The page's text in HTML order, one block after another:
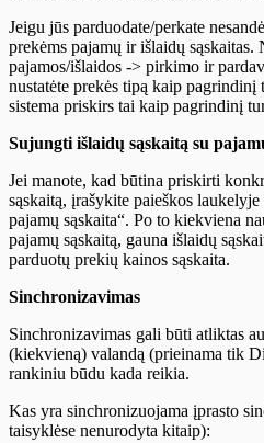
Jeigu jūs parduodate/perkate
prekėms pajamų ir išlaidų
pajamos/išlaidos -> pirkimo ir
nustatėte prekės tipą kaip pagrindinį
sistema priskirs tai kaip pagrindinį
Sujungti išlaidų sąskaitą su
Jei manote, kad būtina priskirti
sąskaitą, įrašykite paieškos
pajamų sąskaita“. Po to kiekviena
pajamų sąskaitą, gauna išlaidų
parduotų prekių kainos sąskaita.
Sinchronizavimas
Sinchronizavimas gali būti atliktas
(kiekvieną) valandą (prieinama tik
rankiniu būdu kada reikia.
Kas yra sinchronizuojama įprasto
taisyklėse nenurodyta kitaip):